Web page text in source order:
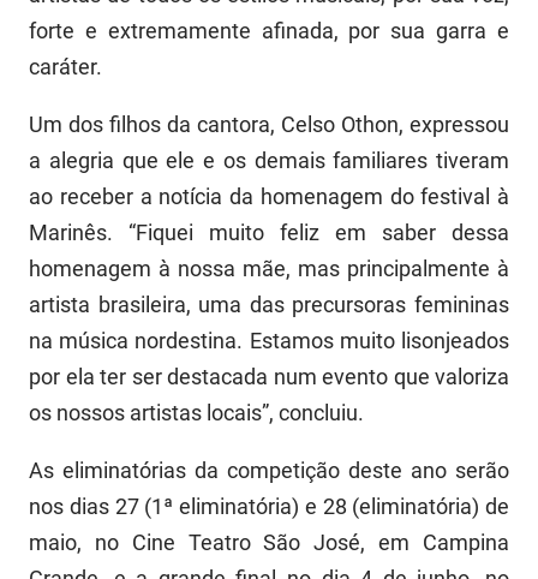
forte e extremamente afinada, por sua garra e
caráter.
Um dos filhos da cantora, Celso Othon, expressou
a alegria que ele e os demais familiares tiveram
ao receber a notícia da homenagem do festival à
Marinês. “Fiquei muito feliz em saber dessa
homenagem à nossa mãe, mas principalmente à
artista brasileira, uma das precursoras femininas
na música nordestina. Estamos muito lisonjeados
por ela ter ser destacada num evento que valoriza
os nossos artistas locais”, concluiu.
As eliminatórias da competição deste ano serão
nos dias 27 (1ª eliminatória) e 28 (eliminatória) de
maio, no Cine Teatro São José, em Campina